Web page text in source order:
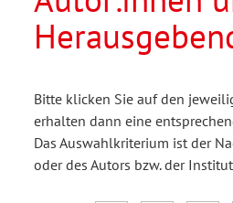
Bitte klicken Sie auf den
erhalten dann eine
Das Auswahlkriterium ist der
oder des Autors bzw. der